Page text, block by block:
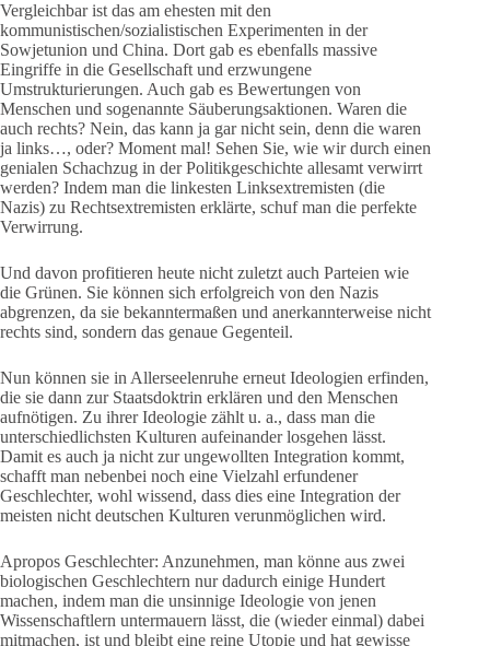
Vergleichbar ist das am ehesten mit den
kommunistischen/sozialistischen Experimenten in der
Sowjetunion und China. Dort gab es ebenfalls massive
Eingriffe in die Gesellschaft und erzwungene
Umstrukturierungen. Auch gab es Bewertungen von
Menschen und sogenannte Säuberungsaktionen. Waren die
auch rechts? Nein, das kann ja gar nicht sein, denn die waren
ja links…, oder? Moment mal! Sehen Sie, wie wir durch einen
genialen Schachzug in der Politikgeschichte allesamt verwirrt
werden? Indem man die linkesten Linksextremisten (die
Nazis) zu Rechtsextremisten erklärte, schuf man die perfekte
Verwirrung.
Und davon profitieren heute nicht zuletzt auch Parteien wie
die Grünen. Sie können sich erfolgreich von den Nazis
abgrenzen, da sie bekanntermaßen und anerkannterweise nicht
rechts sind, sondern das genaue Gegenteil.
Nun können sie in Allerseelenruhe erneut Ideologien erfinden,
die sie dann zur Staatsdoktrin erklären und den Menschen
aufnötigen. Zu ihrer Ideologie zählt u. a., dass man die
unterschiedlichsten Kulturen aufeinander losgehen lässt.
Damit es auch ja nicht zur ungewollten Integration kommt,
schafft man nebenbei noch eine Vielzahl erfundener
Geschlechter, wohl wissend, dass dies eine Integration der
meisten nicht deutschen Kulturen verunmöglichen wird.
Apropos Geschlechter: Anzunehmen, man könne aus zwei
biologischen Geschlechtern nur dadurch einige Hundert
machen, indem man die unsinnige Ideologie von jenen
Wissenschaftlern untermauern lässt, die (wieder einmal) dabei
mitmachen, ist und bleibt eine reine Utopie und hat gewisse